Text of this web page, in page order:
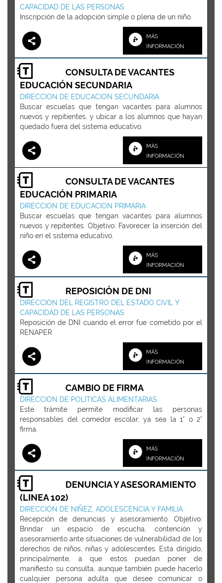
CAPACIDAD DE LAS PERSONAS
Inscripción de la adopción simple o plena de un niño
MÁS
INFORMACIÓN
CONSULTA DE VACANTES
EDUCACIÓN SECUNDARIA
DIRECCION DE EDUCACION SECUNDARIA
Buscar escuelas que tengan vacantes para alumnos
nuevos y repitientes, y ubicar a los alumnos que hayan
quedado fuera del sistema educativo.
MÁS
INFORMACIÓN
CONSULTA DE VACANTES
EDUCACIÓN PRIMARIA
DIRECCION DE EDUCACION PRIMARIA
Buscar escuelas que tengan vacantes para alumnos
nuevos y repitentes. Objetivo: Favorecer la inserción del
niño en el sistema educativo.
MÁS
INFORMACIÓN
REPOSICIÓN DE DNI
DIRECCION DEL REGISTRO DEL ESTADO CIVIL Y
CAPACIDAD DE LAS PERSONAS
Reposición de DNI cuando el error fue cometido por el
RENAPER
MÁS
INFORMACIÓN
CAMBIO DE FIRMA
DIRECCION DE POLITICAS ALIMENTARIAS
Este trámite permite modificar las personas
responsables del comedor escolar, ya sea la 1° o 2°
firma.
MÁS
INFORMACIÓN
DENUNCIA Y ASESORAMIENTO
(LINEA 102)
DIRECCION DE NIÑEZ, ADOLESCENCIA Y FAMILIA
Recepción de denuncias y asesoramiento. Objetivo:
Brindar un espacio de escucha, contención y
asesoramiento ante situaciones de vulnerabilidad de los
derechos de niños, niñas y adolescentes. Esta dirigido,
principalmente, a que estos puedan poner de
manifiesto su consulta, aunque también puede hacerlo
cualquier persona adulta que desee comunicar o